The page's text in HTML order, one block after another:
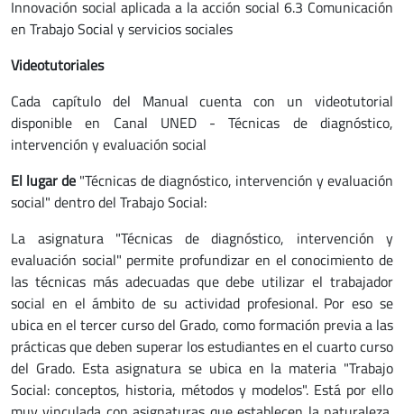
Innovación social aplicada a la acción social 6.3 Comunicación
en Trabajo Social y servicios sociales
Videotutoriales
Cada capítulo del Manual cuenta con un videotutorial
disponible en Canal UNED - Técnicas de diagnóstico,
intervención y evaluación social
El lugar de "Técnicas de diagnóstico, intervención y evaluación
social" dentro del Trabajo Social:
La asignatura "Técnicas de diagnóstico, intervención y
evaluación social" permite profundizar en el conocimiento de
las técnicas más adecuadas que debe utilizar el trabajador
social en el ámbito de su actividad profesional. Por eso se
ubica en el tercer curso del Grado, como formación previa a las
prácticas que deben superar los estudiantes en el cuarto curso
del Grado. Esta asignatura se ubica en la materia "Trabajo
Social: conceptos, historia, métodos y modelos". Está por ello